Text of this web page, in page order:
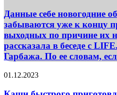
новогодние
обещания,
как
правило,
забываются
уже
концу
выходных
Данные себе новогодние
забываются уже к концу
выходных по причине их
рассказала в беседе с
Гарбажа. По ее словам,
Каши
приготовления
01.12.2023